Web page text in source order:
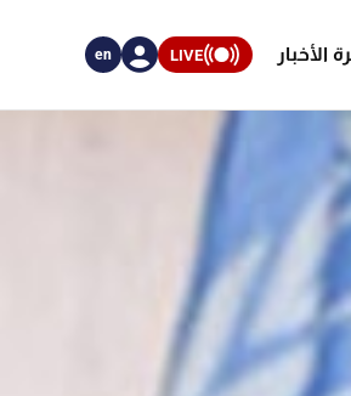
الأخبار LIVE
en